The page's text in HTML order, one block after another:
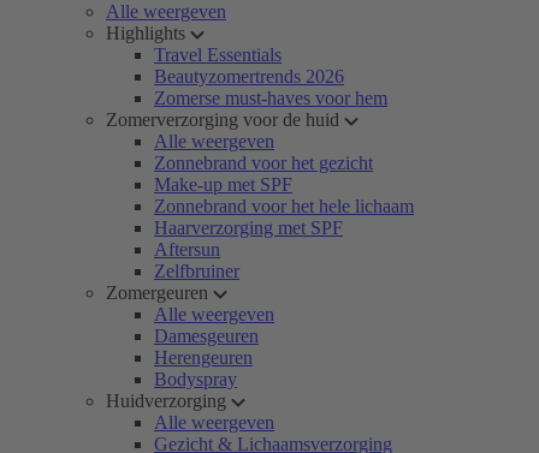
Alle weergeven
Highlights
Travel Essentials
Beautyzomertrends 2026
Zomerse must-haves voor hem
Zomerverzorging voor de huid
Alle weergeven
Zonnebrand voor het gezicht
Make-up met SPF
Zonnebrand voor het hele lichaam
Haarverzorging met SPF
Aftersun
Zelfbruiner
Zomergeuren
Alle weergeven
Damesgeuren
Herengeuren
Bodyspray
Huidverzorging
Alle weergeven
Gezicht & Lichaamsverzorging